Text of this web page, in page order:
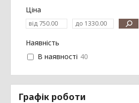
Ціна
Наявність
В наявності 40
Графік роботи